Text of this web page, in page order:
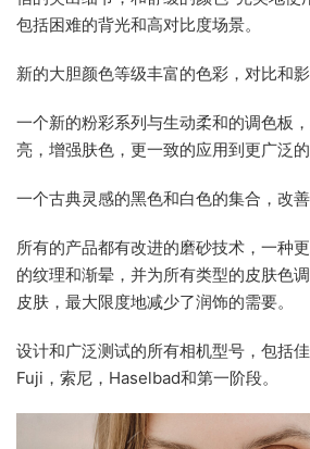
包括困难的背光和高对比度场景。
新的大胆颜色等级丰富的色彩，对比和影
一个新的粉彩系列与生动柔和的调色板
亮，增强肤色，更一致的应用到更广泛的
一个古典灵感的黑色和白色的集合，改善
所有的产品都有改进的磨砂技术，一种
的纹理和渐晕，并为所有类型的皮肤色
皮肤，最大限度地减少了润饰的需要。
设计和广泛测试的所有相机型号，包括
Fuji，索尼，Haselbad和第一阶段。